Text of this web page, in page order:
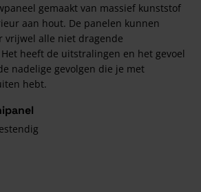
gemaakt van massief kunststof
aan hout. De panelen kunnen
vrijwel alle niet dragende
heeft de uitstralingen en het gevoel
nadelige gevolgen die je met
hebt.